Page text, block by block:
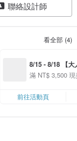
聯絡設計師
看全部 (4)
8/15 - 8/18 【大
季】滿
50
滿 NT$ 3,500
前往活動頁